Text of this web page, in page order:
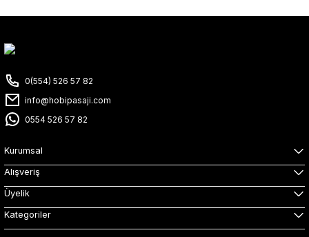
0(554) 526 57 82
info@hobipasaji.com
0554 526 57 82
Kurumsal
Alışveriş
Üyelik
Kategoriler